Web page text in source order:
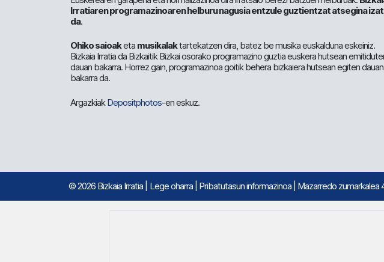
Irratiaren programazinoaren helburu nagusia entzule guztientzat atsegina
da.
Ohiko saioaketa musikalaktartekatzen dira, batez be musika euskalduna eskeiniz.
Bizkaia Irratia da Bizkaitik Bizkai osorako programazino guztia euskera hutsean
dauan bakarra. Horrez gain, programazinoa goitik behera bizkaiera hutsean egiten dauan
bakarra da.
ArgazkiakDepositphotos-en eskuz.
© 2026 Bizkaia Irratia Lege oharra Pribatutasun informazinoa | Mazarredo zumarkalea